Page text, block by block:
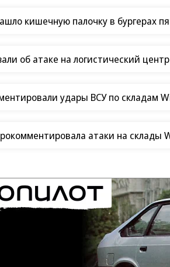
кишечную палочку в бургерах
об атаке на логистический
удары ВСУ по складам
атаки на склады